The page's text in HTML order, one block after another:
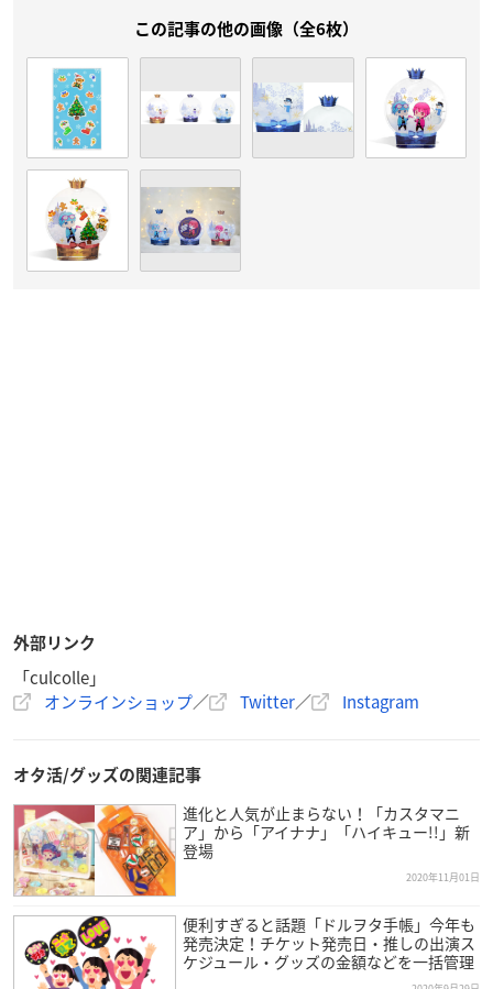
この記事の他の画像（全6枚）
外部リンク
「culcolle」
オンラインショップ／ Twitter／ Instagram
オタ活/グッズの関連記事
進化と人気が止まらない！「カスタマニ
ア」から「アイナナ」「ハイキュー!!」新
登場
2020年11月01日
便利すぎると話題「ドルヲタ手帳」今年も
発売決定！チケット発売日・推しの出演ス
ケジュール・グッズの金額などを一括管理